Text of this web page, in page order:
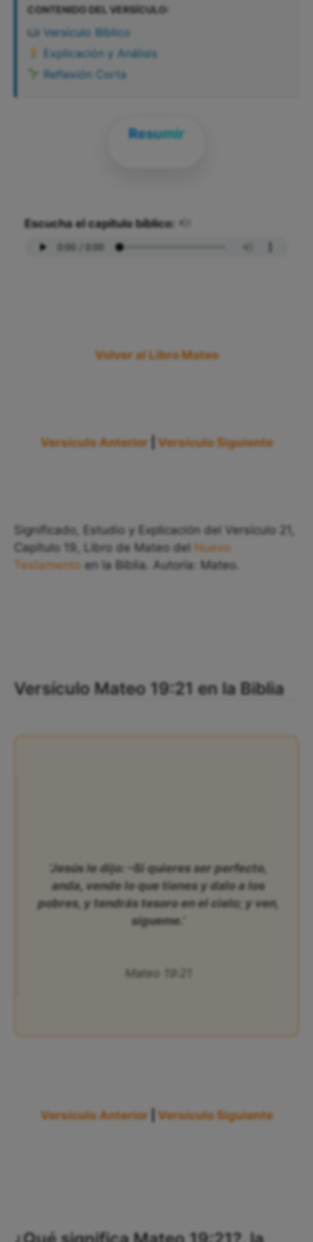
CONTENIDO DEL VERSÍCULO:
Versículo Bíblico
Explicación y Análisis
Reflexión Corta
Resumir
Escucha el capítulo bíblico:
Volver al Libro Mateo
Versículo Anterior Versículo Siguiente
Significado, Estudio y Explicación del Versículo 21,
Capítulo 19, Libro de Mateo del Nuevo
Testamento en la Biblia. Autoría: Mateo.
Versículo Mateo 19:21 en la Biblia
‘Jesús le dijo: –Si quieres ser perfecto,
anda, vende lo que tienes y dalo a los
pobres, y tendrás tesoro en el cielo; y ven,
sígueme.’
Mateo 19:21
Versículo Anterior Versículo Siguiente